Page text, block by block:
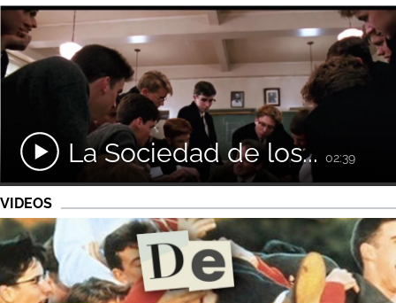
La Sociedad de los... 02:39
VIDEOS